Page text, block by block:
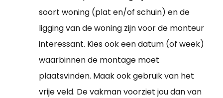
soort woning (plat en/of schuin) en de
ligging van de woning zijn voor de monteur
interessant. Kies ook een datum (of week)
waarbinnen de montage moet
plaatsvinden. Maak ook gebruik van het
vrije veld. De vakman voorziet jou dan van